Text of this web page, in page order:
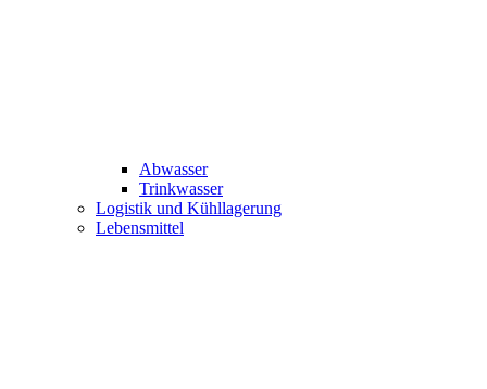
Abwasser
Trinkwasser
Logistik und Kühllagerung
Lebensmittel